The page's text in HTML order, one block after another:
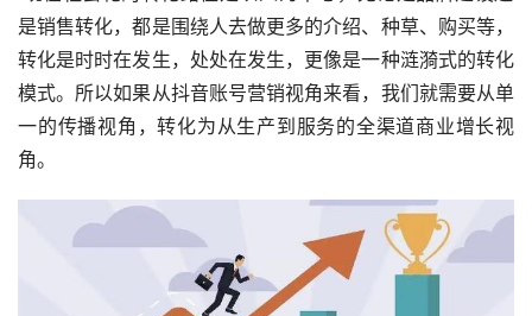
是销售转化，都是围绕人去做更多的介绍、种草、购买等，
转化是时时在发生，处处在发生，更像是一种涟漪式的转化
模式。所以如果从抖音账号营销视角来看，我们就需要从单
一的传播视角，转化为从生产到服务的全渠道商业增长视
角。